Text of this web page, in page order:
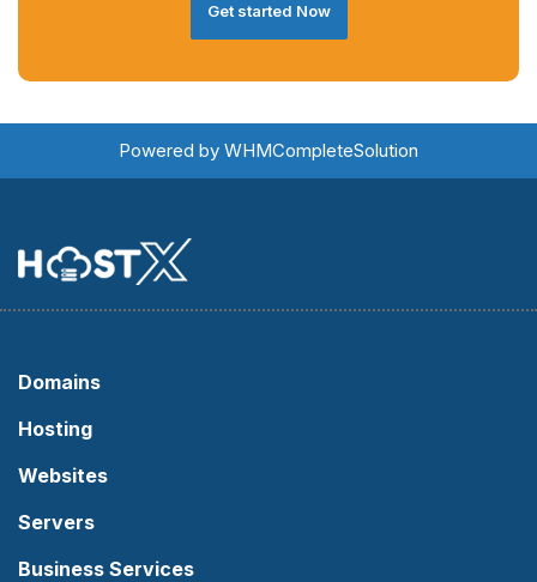
Get started Now
Powered by WHMCompleteSolution
Domains
Hosting
Websites
Servers
Business Services